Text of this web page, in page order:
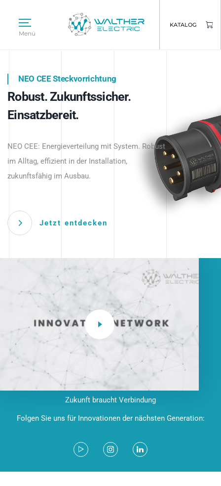
Menü
KATALOG
Intelligente Stromverteilung
beginnt hier.
NEO CEE Steckvorrichtung
Robust. Zukunftssicher.
Einsatzbereit.
NEO CEE: Energieverteilung mit System. Robust
im Alltag, effizient in der Installation,
zukunftsfähig im Ausbau.
Jetzt entdecken
Intelligenz trifft Energie.
Anwendungen – robust, IP-geschützt und
zukunftsfähig.
Zukunft braucht Verbindung
Folgen Sie uns für Innovationen der nächsten Generation: